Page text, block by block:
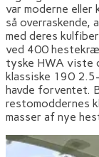
var moderne eller
så overraskende,
med deres
ved 400
tyske HWA viste
klassiske 190
havde forventet.
restomoddernes
masser af nye